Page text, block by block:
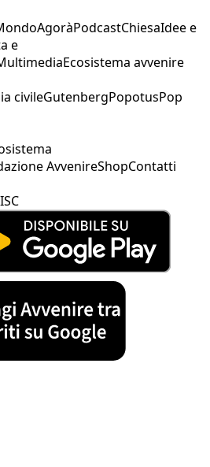
AgoràPodcastChiesaIdee e
e
Ecosistema avvenire
civileGutenbergPopotusPop
AvvenireShopContatti